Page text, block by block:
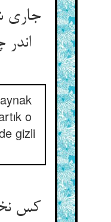
o
gizli
کس